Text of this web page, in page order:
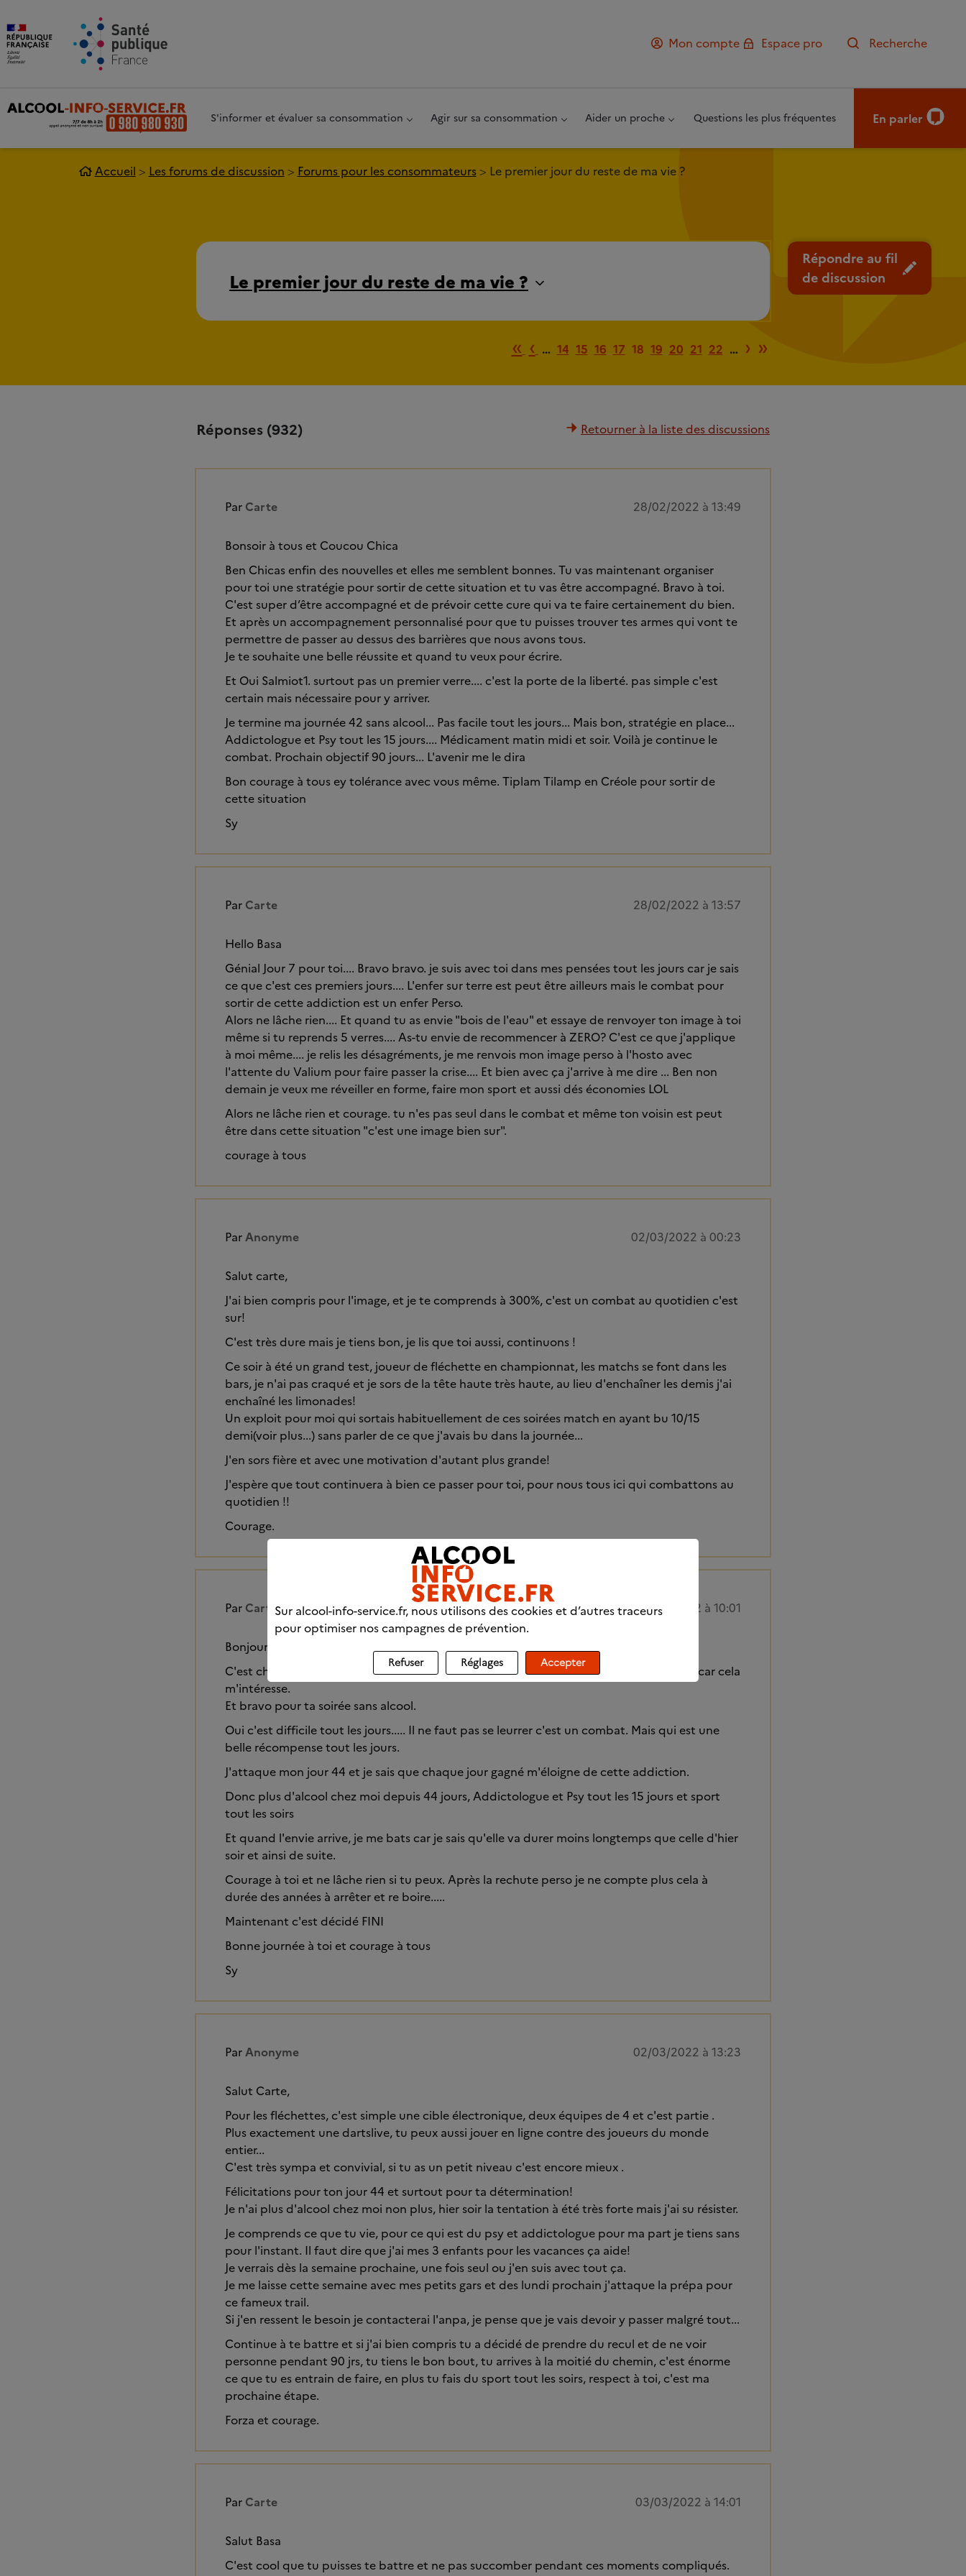
Mon compte
Espace pro Recherche
S'informer et évaluer sa consommation Agir sur sa consommation Aider un proche Questions les plus fréquentes En parler
Accueil Les forums de discussion Forums pour les consommateurs Le premier jour du reste de ma vie ?
Répondre au fil
de discussion
Le premier jour du reste de ma vie ?
Première page
« Page précédente
‹ … 14 15 16 17 18 19 20 21 22 … Page suivante
› Dernière page
»
Réponses (932) Retourner à la liste des discussions
Par Carte 28/02/2022 à 13:49
Bonsoir à tous et Coucou Chica
Ben Chicas enfin des nouvelles et elles me semblent bonnes. Tu vas maintenant organiser
pour toi une stratégie pour sortir de cette situation et tu vas être accompagné. Bravo à toi.
C'est super d’être accompagné et de prévoir cette cure qui va te faire certainement du bien.
Et après un accompagnement personnalisé pour que tu puisses trouver tes armes qui vont te
permettre de passer au dessus des barrières que nous avons tous.
Je te souhaite une belle réussite et quand tu veux pour écrire.
Et Oui Salmiot1. surtout pas un premier verre.... c'est la porte de la liberté. pas simple c'est
certain mais nécessaire pour y arriver.
Je termine ma journée 42 sans alcool... Pas facile tout les jours... Mais bon, stratégie en place...
Addictologue et Psy tout les 15 jours.... Médicament matin midi et soir. Voilà je continue le
combat. Prochain objectif 90 jours... L'avenir me le dira
Bon courage à tous ey tolérance avec vous même. Tiplam Tilamp en Créole pour sortir de
cette situation
Sy
Par Carte 28/02/2022 à 13:57
Hello Basa
Génial Jour 7 pour toi.... Bravo bravo. je suis avec toi dans mes pensées tout les jours car je sais
ce que c'est ces premiers jours.... L'enfer sur terre est peut être ailleurs mais le combat pour
sortir de cette addiction est un enfer Perso.
Alors ne lâche rien.... Et quand tu as envie "bois de l'eau" et essaye de renvoyer ton image à toi
même si tu reprends 5 verres.... As-tu envie de recommencer à ZERO? C'est ce que j'applique
à moi même.... je relis les désagréments, je me renvois mon image perso à l'hosto avec
l'attente du Valium pour faire passer la crise.... Et bien avec ça j'arrive à me dire ... Ben non
demain je veux me réveiller en forme, faire mon sport et aussi dés économies LOL
Alors ne lâche rien et courage. tu n'es pas seul dans le combat et même ton voisin est peut
être dans cette situation "c'est une image bien sur".
courage à tous
ParAnonyme 02/03/2022 à 00:23
Salut carte,
J'ai bien compris pour l'image, et je te comprends à 300%, c'est un combat au quotidien c'est
sur!
C'est très dure mais je tiens bon, je lis que toi aussi, continuons !
Ce soir à été un grand test, joueur de fléchette en championnat, les matchs se font dans les
bars, je n'ai pas craqué et je sors de la tête haute très haute, au lieu d'enchaîner les demis j'ai
enchaîné les limonades!
Un exploit pour moi qui sortais habituellement de ces soirées match en ayant bu 10/15
demi(voir plus...) sans parler de ce que j'avais bu dans la journée...
J'en sors fière et avec une motivation d'autant plus grande!
J'espère que tout continuera à bien ce passer pour toi, pour nous tous ici qui combattons au
quotidien !!
Courage.
Par Carte 02/03/2022 à 10:01
Bonjour Basa
C'est chouette ton sport. je connais pas. Quand tu auras un moment explique un peu car cela
m'intéresse.
Et bravo pour ta soirée sans alcool.
Oui c'est difficile tout les jours..... Il ne faut pas se leurrer c'est un combat. Mais qui est une
belle récompense tout les jours.
J'attaque mon jour 44 et je sais que chaque jour gagné m'éloigne de cette addiction.
Donc plus d'alcool chez moi depuis 44 jours, Addictologue et Psy tout les 15 jours et sport
tout les soirs
Et quand l'envie arrive, je me bats car je sais qu'elle va durer moins longtemps que celle d'hier
soir et ainsi de suite.
Courage à toi et ne lâche rien si tu peux. Après la rechute perso je ne compte plus cela à
durée des années à arrêter et re boire.....
Maintenant c'est décidé FINI
Bonne journée à toi et courage à tous
Sy
ParAnonyme 02/03/2022 à 13:23
Salut Carte,
Pour les fléchettes, c'est simple une cible électronique, deux équipes de 4 et c'est partie .
Plus exactement une dartslive, tu peux aussi jouer en ligne contre des joueurs du monde
entier...
C'est très sympa et convivial, si tu as un petit niveau c'est encore mieux .
Félicitations pour ton jour 44 et surtout pour ta détermination!
Je n'ai plus d'alcool chez moi non plus, hier soir la tentation à été très forte mais j'ai su résister.
Je comprends ce que tu vie, pour ce qui est du psy et addictologue pour ma part je tiens sans
pour l'instant. Il faut dire que j'ai mes 3 enfants pour les vacances ça aide!
Je verrais dès la semaine prochaine, une fois seul ou j'en suis avec tout ça.
Je me laisse cette semaine avec mes petits gars et des lundi prochain j'attaque la prépa pour
ce fameux trail.
Si j'en ressent le besoin je contacterai l'anpa, je pense que je vais devoir y passer malgré tout...
Continue à te battre et si j'ai bien compris tu a décidé de prendre du recul et de ne voir
personne pendant 90 jrs, tu tiens le bon bout, tu arrives à la moitié du chemin, c'est énorme
ce que tu es entrain de faire, en plus tu fais du sport tout les soirs, respect à toi, c'est ma
prochaine étape.
Forza et courage.
Par Carte 03/03/2022 à 14:01
Salut Basa
C'est cool que tu puisses te battre et ne pas succomber pendant ces moments compliqués.
Sur alcool-info-service.fr, nous utilisons des cookies et d’autres traceurs
pour optimiser nos campagnes de prévention.
Refuser Réglages Accepter